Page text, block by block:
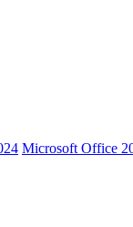
Microsoft Office